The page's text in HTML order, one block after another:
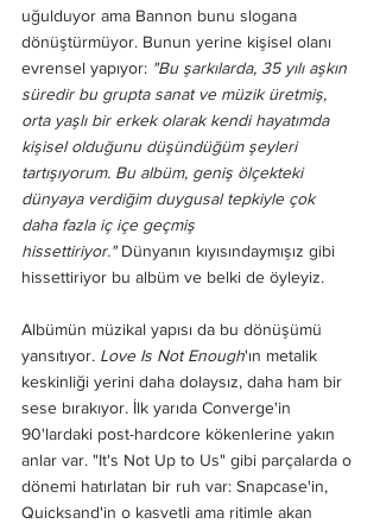
uğulduyor ama Bannon bunu slogana
dönüştürmüyor. Bunun yerine kişisel olanı
evrensel yapıyor: "Bu şarkılarda, 35 yılı aşkın
süredir bu grupta sanat ve müzik üretmiş,
orta yaşlı bir erkek olarak kendi hayatımda
kişisel olduğunu düşündüğüm şeyleri
tartışıyorum. Bu albüm, geniş ölçekteki
dünyaya verdiğim duygusal tepkiyle çok
daha fazla iç içe geçmiş
hissettiriyor." Dünyanın kıyısındaymışız gibi
hissettiriyor bu albüm ve belki de öyleyiz.
Albümün müzikal yapısı da bu dönüşümü
yansıtıyor. Love Is Not Enough'ın metalik
keskinliği yerini daha dolaysız, daha ham bir
sese bırakıyor. İlk yarıda Converge'in
90'lardaki post-hardcore kökenlerine yakın
anlar var. "It's Not Up to Us" gibi parçalarda o
dönemi hatırlatan bir ruh var: Snapcase'in,
Quicksand'in o kasvetli ama ritimle akan